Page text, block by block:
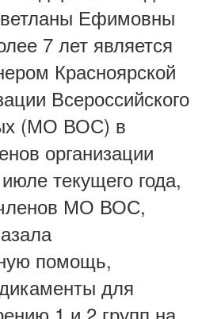
Ефимовны
7 лет является
Красноярской
Всероссийского
(МО ВОС) в
организации
текущего года,
МО ВОС,
помощь,
для